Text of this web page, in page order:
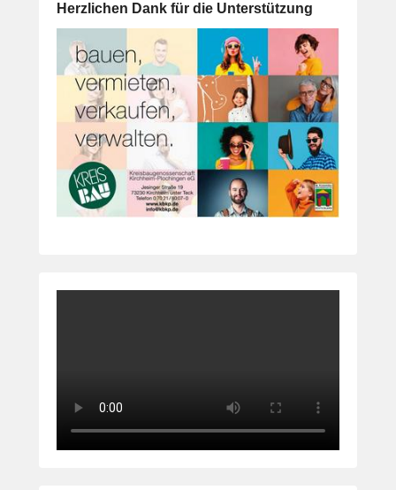
Herzlichen Dank für die Unterstützung